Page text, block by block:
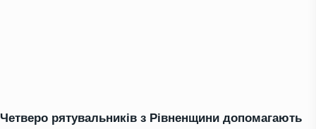
Четверо рятувальників з Рівненщини допомагають